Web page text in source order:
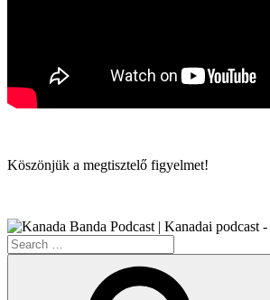
Köszönjük a megtisztelő figyelmet!
Search
for: